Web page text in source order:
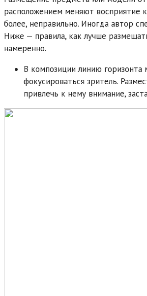
расположением меняют восприятие
более, неправильно. Иногда автор
Ниже — правила, как лучше
намеренно.
В композиции линию горизонта
фокусироваться зритель.
привлечь к нему внимание,